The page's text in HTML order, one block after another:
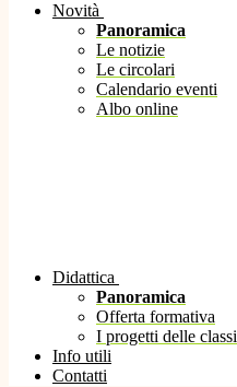
Novità
Panoramica
Le notizie
Le circolari
Calendario eventi
Albo online
Didattica
Panoramica
Offerta formativa
I progetti delle classi
Info utili
Contatti